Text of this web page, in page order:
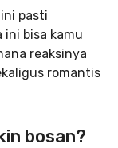
pasti
bisa kamu
reaksinya
romantis
bosan?